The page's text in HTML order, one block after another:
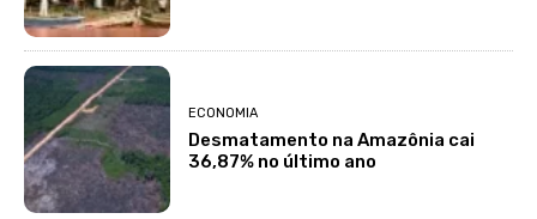
ECONOMIA
Desmatamento na Amazônia cai
36,87% no último ano